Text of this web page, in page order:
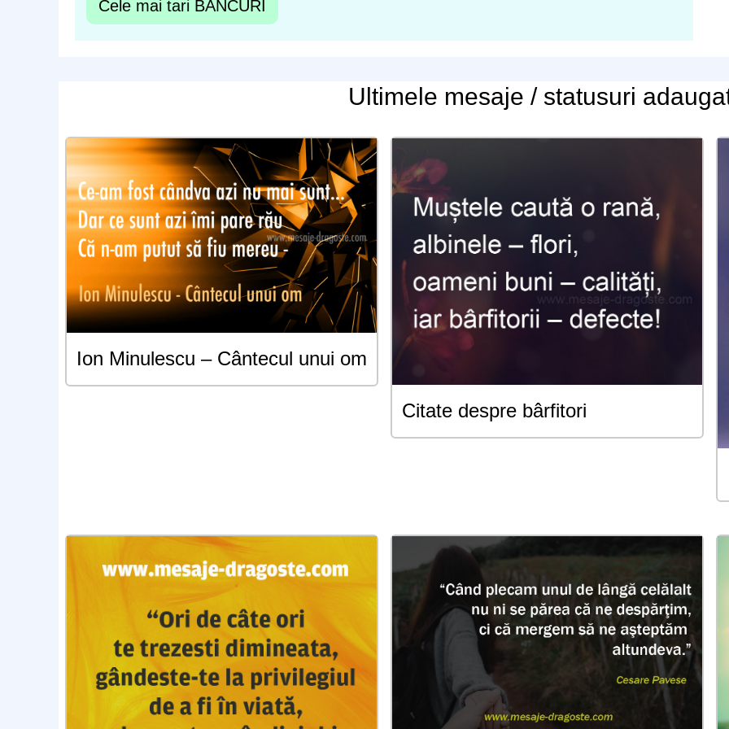
Cele mai tari BANCURI
Ultimele mesaje / statusuri
Ion Minulescu – Cântecul unui om
Citate despre bârfitori